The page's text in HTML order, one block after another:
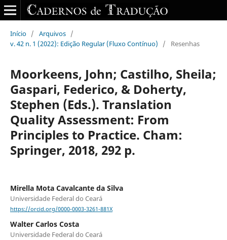
Início / Arquivos /
v. 42 n. 1 (2022): Edição Regular (Fluxo Contínuo)
/ Resenhas
Moorkeens, John; Castilho, Sheila;
Gaspari, Federico, & Doherty,
Stephen (Eds.). Translation
Quality Assessment: From
Principles to Practice. Cham:
Springer, 2018, 292 p.
Mirella Mota Cavalcante da Silva
Universidade Federal do Ceará
https://orcid.org/0000-0003-3261-881X
Walter Carlos Costa
Universidade Federal do Ceará